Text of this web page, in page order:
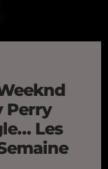
Perry
Les